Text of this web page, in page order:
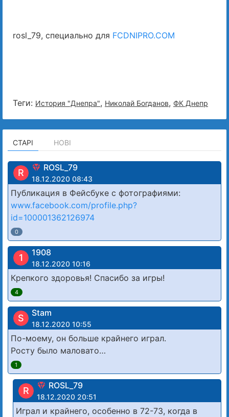
rosl_79, специально для FCDNIPRO.COM
Теги: История "Днепра", Николай Богданов, ФК Днепр
СТАРІ НОВІ
R ROSL_79
18.12.2020 08:43
Публикация в Фейсбуке с фотографиями:
www.facebook.com/profile.php?
id=100001362126974
0
1 1908
18.12.2020 10:16
Крепкого здоровья! Спасибо за игры!
4
S Stam
18.12.2020 10:55
По-моему, он больше крайнего играл.
Росту было маловато…
1
R ROSL_79
18.12.2020 20:51
Играл и крайнего, особенно в 72-73, когда в